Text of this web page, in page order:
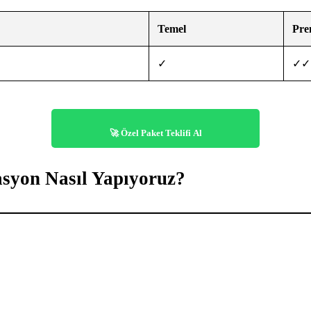
Temel
✓ ✓✓
🚀 Özel Paket Teklifi Al
Nasıl Yapıyoruz?